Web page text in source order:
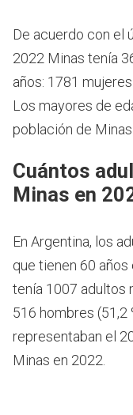
De acuerdo con el
2022 Minas tenía
años: 1781
Los mayores de
población de Minas
Cuántos
Minas en
En Argentina, los
que tienen 60 años
tenía 1007 adultos
516 hombres (51,2
representaban el
Minas en 2022.